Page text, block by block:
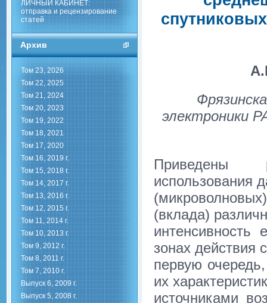
ЛИЧНЫЙ КАБИНЕТ:
отправка и рецензирование
статей
Архив
Том 23, 2026
Том 22, 2025
Том 21, 2024
Том 20, 2023
Том 19, 2022
Том 18, 2021
Том 17, 2020
Том 16, 2019 г.
Том 15, 2018 г.
Том 14, 2017 г.
Том 13, 2016 г.
Том 12, 2015 г.
Том 11, 2014 г.
Том 10, 2013 г.
Том 9, 2012 г.
Том 8, 2011 г.
Том 7, 2010 г.
Выпуск 6, 2009 г.
Выпуск 5, 2008 г.
электроники
Приведены
использования
(вклада)
зонах действия
первую
их
источниками